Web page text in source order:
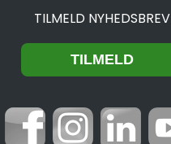
TILMELD NYHEDSBREV